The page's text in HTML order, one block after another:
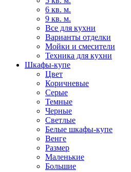
6 кв. м.
9 кв. м.
Все для кухни
Варианты отделки
Мойки и смесители
Техника для кухни
Шкафы-купе
Цвет
Коричневые
Серые
Темные
Черные
Светлые
Белые шкафы-купе
Венге
Размер
Маленькие
Большие